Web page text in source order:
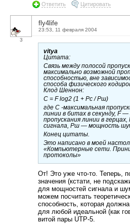
Ответить Цитировать
3
fly4life
23:53, 11 февраля 2004
vitya
Цитата:
Связь между полосой
максимально возможной
способностью, вне
способа физического
Клод Шеннон:
C = F log2 (1 + Pc / Рш)
где С -максимальная
линии в битах в секунду, F
пропускания линии в
сигнала, Рш — мощность
Конец цитаты.
Это написано в моей
«Компьютерные сети.
протоколы»
От! Это уже что-то. Теперь,
значения (кстати, не
для мощностей сигнала и
можем посчитать
способность, которая
для любой идеальной (как
витой пары UTP-5.